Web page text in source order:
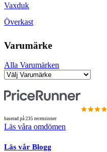
Vaxduk
Överkast
Varumärke
Alla Varumärken
baserad på 235 recensioner
Läs våra omdömen
Läs vår Blogg